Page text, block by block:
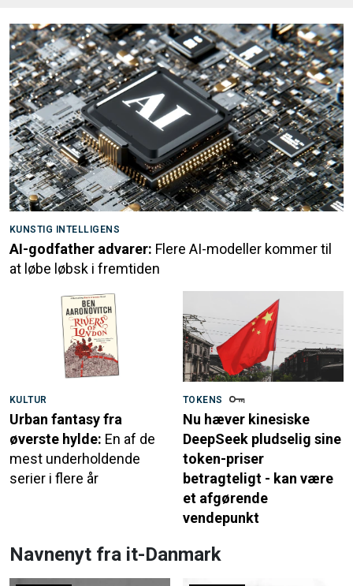
KUNSTIG INTELLIGENS
AI-godfather advarer: Flere AI-modeller kommer til
at løbe løbsk i fremtiden
KULTUR
Urban fantasy fra
øverste hylde: En af de
mest underholdende
serier i flere år
TOKENS
Nu hæver kinesiske
DeepSeek pludselig sine
token-priser
betragteligt - kan være
et afgørende
vendepunkt
Navnenyt fra it-Danmark